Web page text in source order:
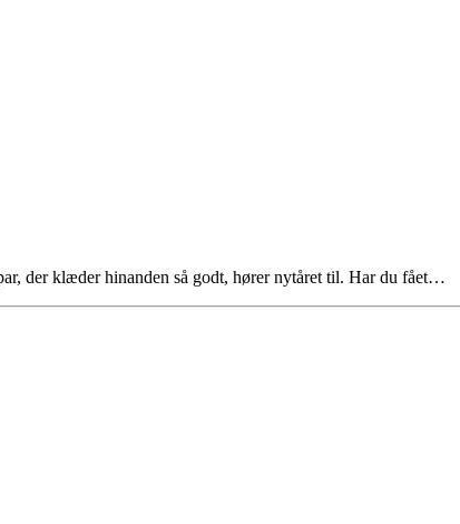
der klæder hinanden så godt, hører nytåret til. Har du fået…